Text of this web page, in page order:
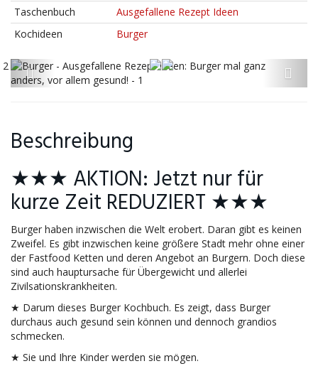
Taschenbuch
Ausgefallene Rezept Ideen
Kochideen
Burger
Beschreibung
★★★ AKTION: Jetzt nur für
kurze Zeit REDUZIERT ★★★
Burger haben inzwischen die Welt erobert. Daran gibt es keinen
Zweifel. Es gibt inzwischen keine größere Stadt mehr ohne einer
der Fastfood Ketten und deren Angebot an Burgern. Doch diese
sind auch hauptursache für Übergewicht und allerlei
Zivilsationskrankheiten.
★ Darum dieses Burger Kochbuch. Es zeigt, dass Burger
durchaus auch gesund sein können und dennoch grandios
schmecken.
★ Sie und Ihre Kinder werden sie mögen.